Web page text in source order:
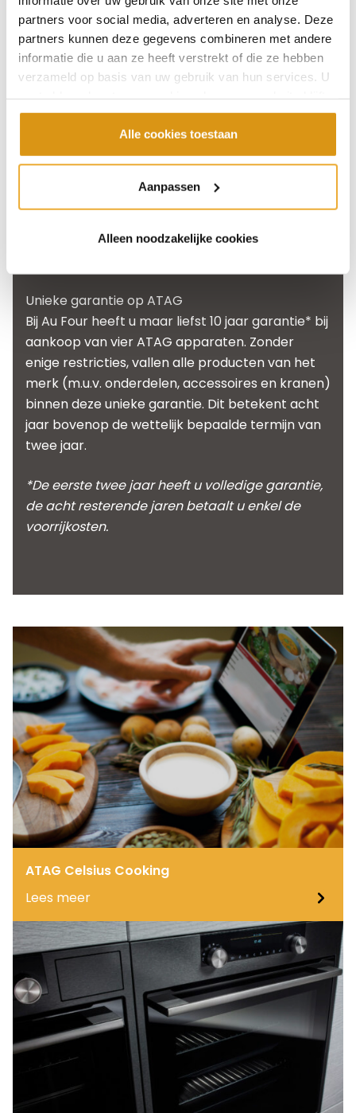
partners voor social media, adverteren en analyse. Deze
partners kunnen deze gegevens combineren met andere
informatie die u aan ze heeft verstrekt of die ze hebben
verzameld op basis van uw gebruik van hun services. U
gebruiken.
Alle cookies toestaan
Aanpassen
Alleen noodzakelijke cookies
elke stijl keuken. Of u nu kiest voor een design
keuken, een moderne keuken of een landelijke
keuken. Dankzij de verschillende productlijnen,
functies en kleuren is er altijd een apparaat dat
past binnen uw wensen. Makkelijk te bedienen
apparaten, of een vacumeerlade voor de echte
Elke situatie vraagt om een persoonlijk advies.
We helpen u graag bij het uitzoeken van de juiste
het merk ATAG of om een merk
Unieke garantie op ATAG
Bij Au Four heeft u maar liefst 10 jaar garantie* bij
aankoop van vier ATAG apparaten. Zonder
enige restricties, vallen alle producten van het
merk (m.u.v. onderdelen, accessoires en kranen)
binnen deze unieke garantie. Dit betekent acht
jaar bovenop de wettelijk bepaalde termijn van
twee jaar.
*De eerste twee jaar heeft u volledige garantie,
de acht resterende jaren betaalt u enkel de
voorrijkosten.
ATAG Celsius Cooking
Lees meer